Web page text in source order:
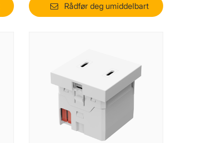
Rådfør deg umiddelbart